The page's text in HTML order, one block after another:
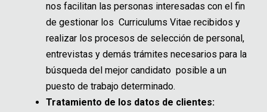
nos facilitan las personas interesadas con el fin
de gestionar los Curriculums Vitae recibidos y
realizar los procesos de selección de personal,
entrevistas y demás trámites necesarios para la
búsqueda del mejor candidato posible a un
puesto de trabajo determinado.
Tratamiento de los datos de clientes: